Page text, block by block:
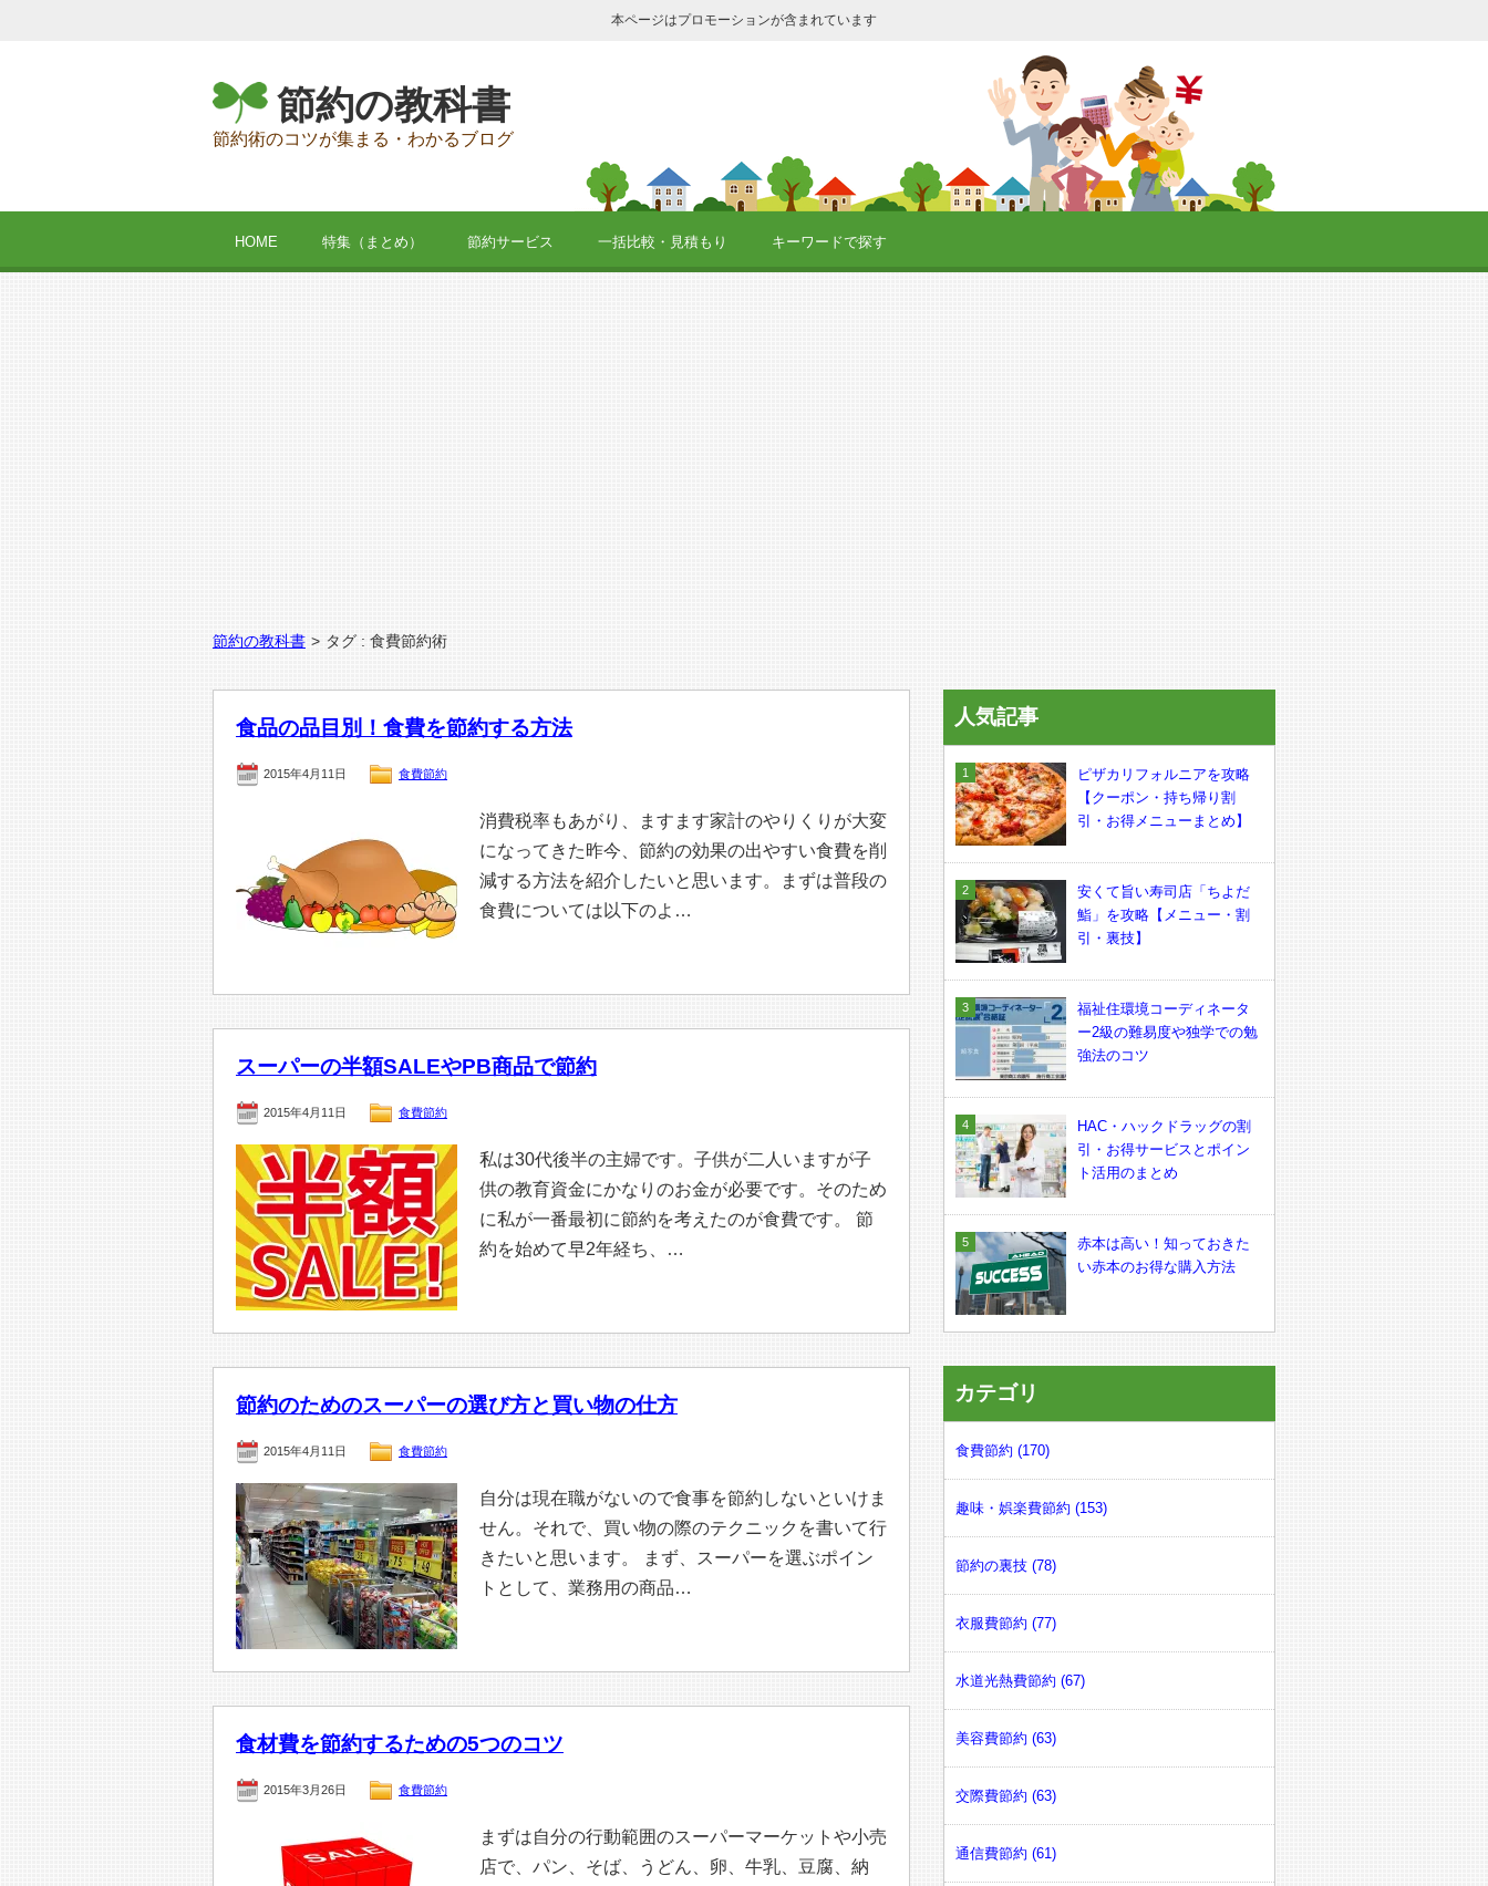
本ページはプロモーションが含まれています
節約の教科書
節約術のコツが集まる・わかるブログ
HOME 特集（まとめ） 節約サービス 一括比較・見積もり キーワードで探す
節約の教科書 > タグ : 食費節約術
食品の品目別！食費を節約する方法
2015年4月11日 食費節約
消費税率もあがり、ますます家計のやりくりが大変
になってきた昨今、節約の効果の出やすい食費を削
減する方法を紹介したいと思います。まずは普段の
食費については以下のよ…
スーパーの半額SALEやPB商品で節約
2015年4月11日 食費節約
私は30代後半の主婦です。子供が二人いますが子
供の教育資金にかなりのお金が必要です。そのため
に私が一番最初に節約を考えたのが食費です。 節
約を始めて早2年経ち、…
節約のためのスーパーの選び方と買い物の仕方
2015年4月11日 食費節約
自分は現在職がないので食事を節約しないといけま
せん。それで、買い物の際のテクニックを書いて行
きたいと思います。 まず、スーパーを選ぶポイン
トとして、業務用の商品…
食材費を節約するための5つのコツ
2015年3月26日 食費節約
まずは自分の行動範囲のスーパーマーケットや小売
店で、パン、そば、うどん、卵、牛乳、豆腐、納
人気記事
ピザカリフォルニアを攻略
【クーポン・持ち帰り割
引・お得メニューまとめ】
安くて旨い寿司店「ちよだ
鮨」を攻略【メニュー・割
引・裏技】
福祉住環境コーディネータ
ー2級の難易度や独学での勉
強法のコツ
HAC・ハックドラッグの割
引・お得サービスとポイン
ト活用のまとめ
赤本は高い！知っておきた
い赤本のお得な購入方法
カテゴリ
食費節約 (170)
趣味・娯楽費節約 (153)
節約の裏技 (78)
衣服費節約 (77)
水道光熱費節約 (67)
美容費節約 (63)
交際費節約 (63)
通信費節約 (61)